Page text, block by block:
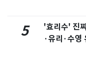
5
'효리수' 진
·유리·수영